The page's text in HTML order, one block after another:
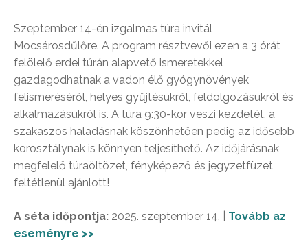
Szeptember 14-én izgalmas túra invitál
Mocsárosdűlőre. A program résztvevői ezen a 3 órát
felölelő erdei túrán alapvető ismeretekkel
gazdagodhatnak a vadon élő gyógynövények
felismeréséről, helyes gyűjtésükről, feldolgozásukról és
alkalmazásukról is. A túra 9:30-kor veszi kezdetét, a
szakaszos haladásnak köszönhetően pedig az idősebb
korosztálynak is könnyen teljesíthető. Az időjárásnak
megfelelő túraöltözet, fényképező és jegyzetfüzet
feltétlenül ajánlott!
A séta időpontja: 2025. szeptember 14. | Tovább az
eseményre >>